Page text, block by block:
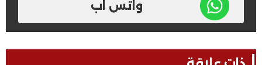
واتس اب